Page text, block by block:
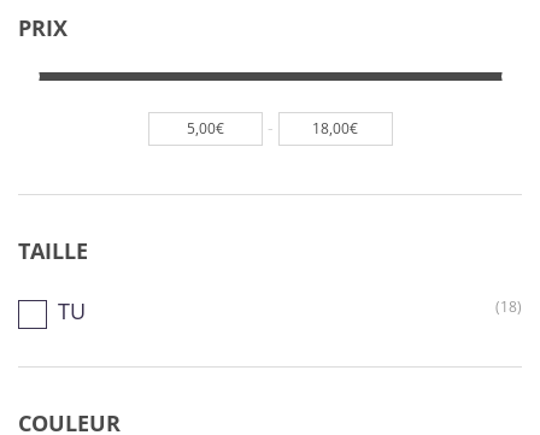
PRIX
5,00€ - 18,00€
TAILLE
TU (18)
COULEUR